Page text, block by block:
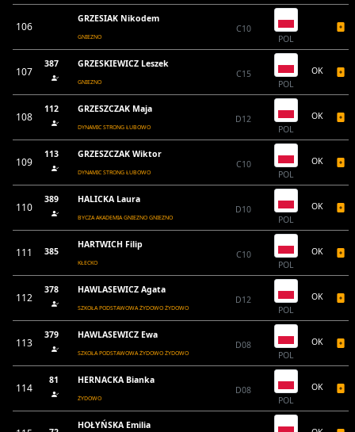
106
GRZESIAK Nikodem
GNIEZNO
C10
POL
107
387 GRZESKIEWICZ Leszek
GNIEZNO
C15
POL
OK
108
112 GRZESZCZAK Maja
DYNAMIC STRONG ŁUBOWO
D12
POL
OK
109
113 GRZESZCZAK Wiktor
DYNAMIC STRONG ŁUBOWO
C10
POL
OK
110
389 HALICKA Laura
BYCZA AKADEMIA GNIEZNO GNIEZNO
D10
POL
OK
111 385
HARTWICH Filip
KŁECKO
C10
POL
OK
112
378 HAWLASEWICZ Agata
SZKOŁA PODSTAWOWA ŻYDOWO ŻYDOWO
D12
POL
OK
113
379 HAWLASEWICZ Ewa
SZKOŁA PODSTAWOWA ŻYDOWO ŻYDOWO
D08
POL
OK
114
81 HERNACKA Bianka
ŻYDOWO
D08
POL
OK
HOŁYŃSKA Emilia